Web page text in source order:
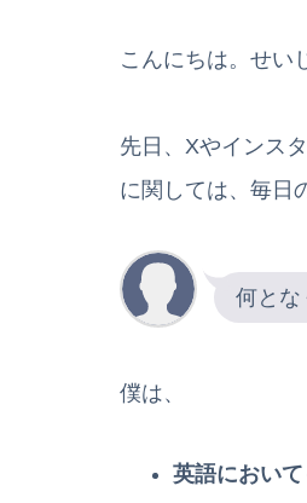
こんにちは。せい
先日、Xやインス
に関しては、毎日
何とな
僕は、
英語において